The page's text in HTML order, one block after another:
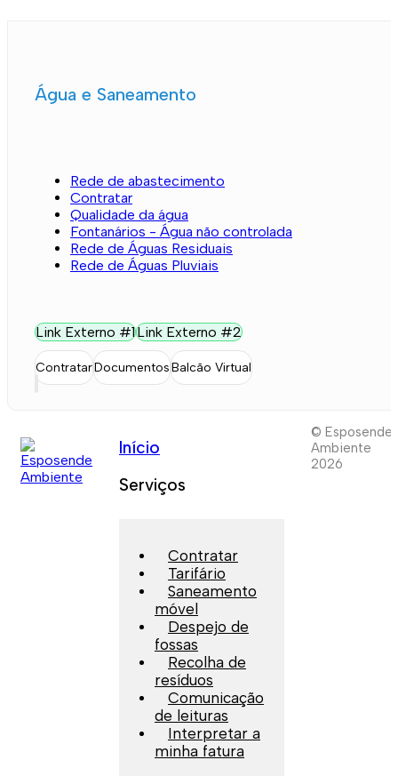
Água e Saneamento
Rede de abastecimento
Contratar
Qualidade da água
Fontanários - Água não controlada
Rede de Águas Residuais
Rede de Águas Pluviais
Link Externo #1Link Externo #2
ContratarDocumentosBalcão Virtual
Início
Serviços
Contratar
Tarifário
Saneamento
móvel
Despejo de
fossas
Recolha de
resíduos
Comunicação
de leituras
Interpretar a
minha fatura
© Esposende
Ambiente
2026